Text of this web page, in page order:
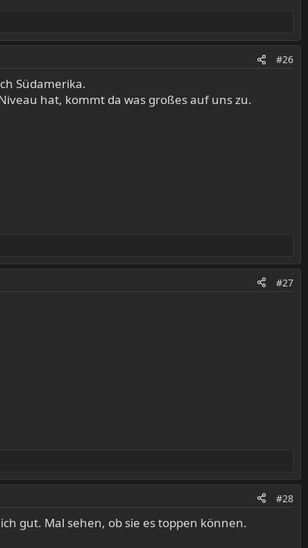
#26
Südamerika.
hat, kommt da was großes auf uns zu.
#27
#28
gut. Mal sehen, ob sie es toppen können.